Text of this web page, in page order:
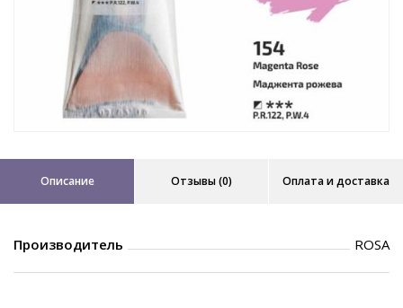
Описание Отзывы (0) Оплата и доставка
Производитель ROSA